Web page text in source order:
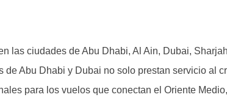
las ciudades de Abu Dhabi, Al Ain, Dubai,
Abu Dhabi y Dubai no solo prestan servicio al
para los vuelos que conectan el Oriente